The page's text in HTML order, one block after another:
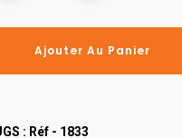
Ajouter Au Panier
: Réf - 1833